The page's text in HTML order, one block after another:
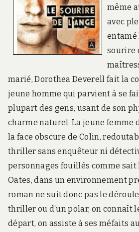
même
avec
entamé
sourire
marié, Dorothea Deverell fait la
jeune homme qui parvient à se
plupart des gens, usant de son
charme naturel. La jeune femme
la face obscure de Colin,
thriller sans enquêteur ni
personnages fouillés comme sait
Oates, dans un environnement
roman ne suit donc pas le
thriller ou d’un polar, on connaît
départ, on assiste à ses méfaits